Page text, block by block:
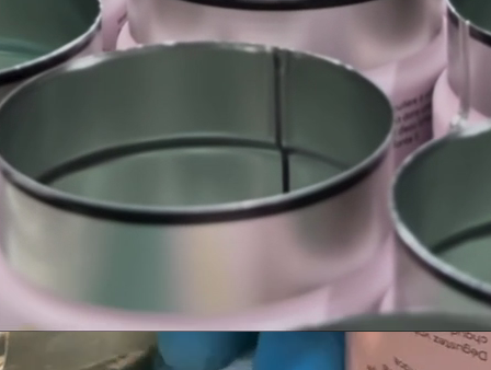
Matcha To Go
Bamboe-klopper
Elektrische garde